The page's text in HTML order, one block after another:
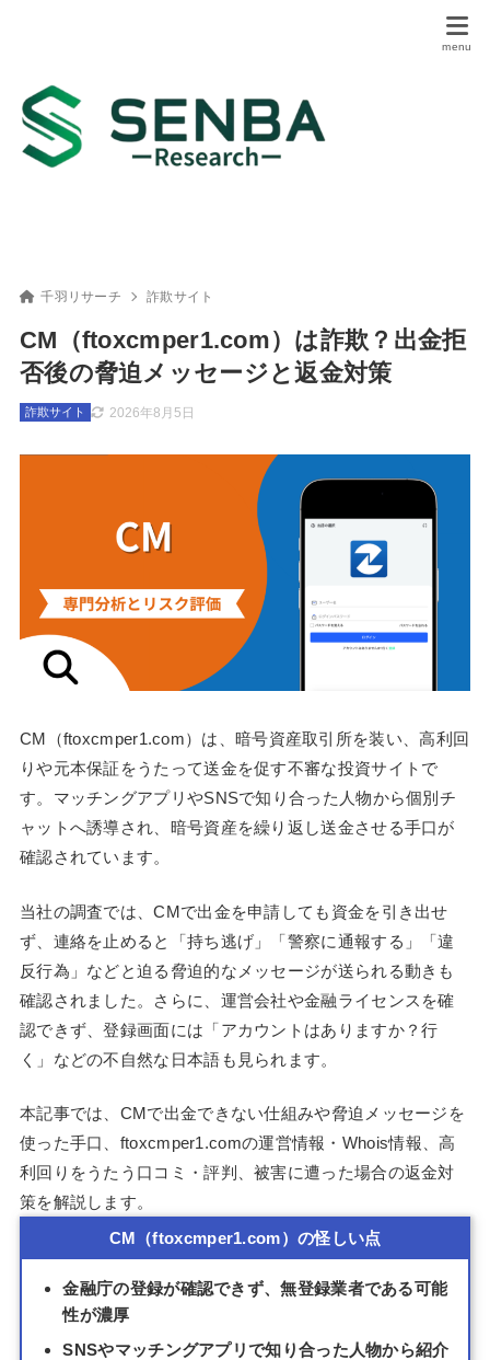
千羽リサーチ 詐欺サイト
CM（ftoxcmper1.com）は詐欺？出金拒
否後の脅迫メッセージと返金対策
2026年8月5日
詐欺サイト
CM（ftoxcmper1.com）は、暗号資産取引所を装い、高利回
りや元本保証をうたって送金を促す不審な投資サイトで
す。マッチングアプリやSNSで知り合った人物から個別チ
ャットへ誘導され、暗号資産を繰り返し送金させる手口が
確認されています。
当社の調査では、CMで出金を申請しても資金を引き出せ
ず、連絡を止めると「持ち逃げ」「警察に通報する」「違
反行為」などと迫る脅迫的なメッセージが送られる動きも
確認されました。さらに、運営会社や金融ライセンスを確
認できず、登録画面には「アカウントはありますか？行
く」などの不自然な日本語も見られます。
本記事では、CMで出金できない仕組みや脅迫メッセージを
使った手口、ftoxcmper1.comの運営情報・Whois情報、高
利回りをうたう口コミ・評判、被害に遭った場合の返金対
策を解説します。
CM（ftoxcmper1.com）の怪しい点
金融庁の登録が確認できず、無登録業者である可能
性が濃厚
SNSやマッチングアプリで知り合った人物から紹介